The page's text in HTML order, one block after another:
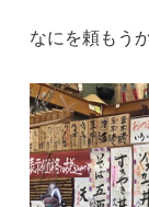
なにを頼もう